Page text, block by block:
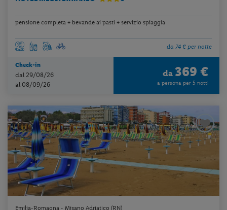
pensione completa + bevande ai pasti + servizio spiaggia
da 74 € per notte
Check-in
dal 29/08/26
al 08/09/26
da 369 €
a persona per 5 notti
Emilia-Romagna - Misano Adriatico (RN)